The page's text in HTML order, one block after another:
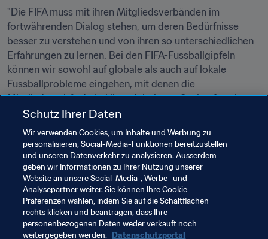
"Die FIFA muss mit ihren Mitgliedsverbänden im
fortwährenden Dialog stehen, um deren Bedürfnisse
besser zu verstehen und von ihren so unterschiedlichen
Erfahrungen zu lernen. Bei den FIFA-Fussballgipfeln
können wir sowohl auf globale als auch auf lokale
Fussballprobleme eingehen, mit denen die
Mitgliedsverbände bei ihrer Arbeit vor Ort konfrontiert
sind", erklärt FIFA-Präsident Gianni Infantino.
Bei der Ausgabe 2018/19 stehen insgesamt neun Gipfel
auf dem Programm. Die weiteren Stationen sind
Marrakesch (15.–17. Januar 2019)
Istanbul (13.-15. Februar 2019) und
Rom (24.–28. Februar 2019).
Schutz Ihrer Daten
Wir verwenden Cookies, um Inhalte und Werbung zu
personalisieren, Social-Media-Funktionen bereitzustellen
und unseren Datenverkehr zu analysieren. Ausserdem
geben wir Informationen zu Ihrer Nutzung unserer
Website an unsere Social-Media-, Werbe- und
Analysepartner weiter. Sie können Ihre Cookie-
Präferenzen wählen, indem Sie auf die Schaltflächen
rechts klicken und beantragen, dass Ihre
personenbezogenen Daten weder verkauft noch
weitergegeben werden. Datenschutzportal